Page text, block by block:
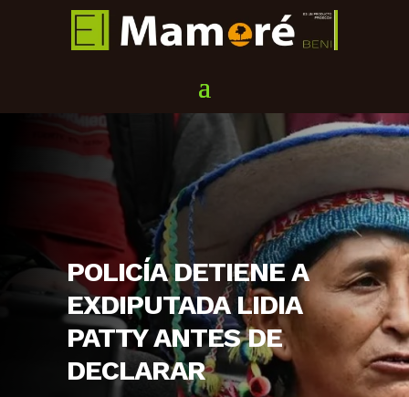
POLICÍA DETIENE A
EXDIPUTADA LIDIA
PATTY ANTES DE
DECLARAR